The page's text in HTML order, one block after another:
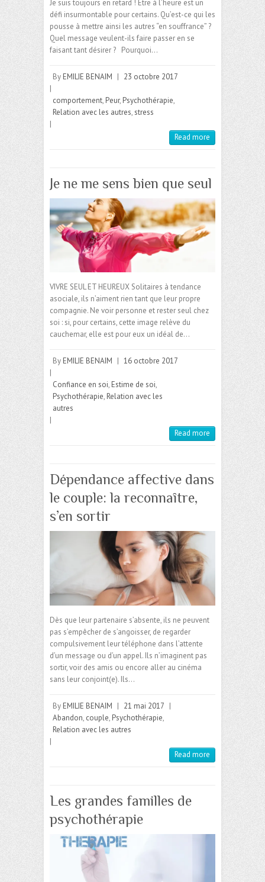
Je suis toujours en retard ! Etre à l’heure est un
défi insurmontable pour certains. Qu’est-ce qui les
pousse à mettre ainsi les autres “en souffrance” ?
Quel message veulent-ils faire passer en se
faisant tant désirer ? Pourquoi…
By EMILIE BENAIM | 23 octobre 2017
|
comportement, Peur, Psychothérapie,
Relation avec les autres,stress
|
Read more
Je ne me sens bien que seul
VIVRE SEUL ET HEUREUX Solitaires à tendance
asociale, ils n’aiment rien tant que leur propre
compagnie. Ne voir personne et rester seul chez
soi : si, pour certains, cette image relève du
cauchemar, elle est pour eux un idéal de…
By EMILIE BENAIM | 16 octobre 2017
|
Confiance en soi, Estime de soi,
Psychothérapie, Relation avec les
autres
|
Read more
Dépendance affective dans
le couple: la reconnaître,
s’en sortir
Dès que leur partenaire s’absente, ils ne peuvent
pas s’empêcher de s’angoisser, de regarder
compulsivement leur téléphone dans l’attente
d’un message ou d’un appel. Ils n’imaginent pas
sortir, voir des amis ou encore aller au cinéma
sans leur conjoint(e). Ils…
By EMILIE BENAIM | 21 mai 2017 |
Abandon, couple, Psychothérapie,
Relation avec les autres
|
Read more
Les grandes familles de
psychothérapie